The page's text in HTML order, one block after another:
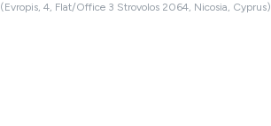
(Evropis, 4, Flat/Office 3 Strovolos 2064, Nicosia, Cyprus)